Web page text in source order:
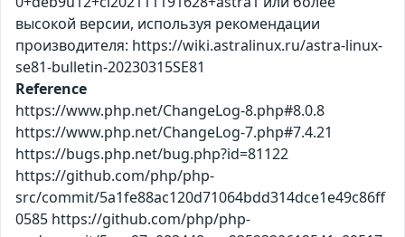
высокой версии, используя рекомендации
производителя: https://wiki.astralinux.ru/astra-linux-
se81-bulletin-20230315SE81
Reference
https://www.php.net/ChangeLog-8.php#8.0.8
https://www.php.net/ChangeLog-7.php#7.4.21
https://bugs.php.net/bug.php?id=81122
https://github.com/php/php-
src/commit/5a1fe88ac120d71064bdd314dce1e49c86ff
0585 https://github.com/php/php-